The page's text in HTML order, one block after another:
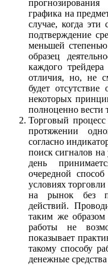
графика на
случае, когда эти
подтверждение
меньшей
образец
каждого
отличия, но, не
будет
некоторых
полноценно вести
Торговый
протяжении
согласно
поиск сигналов
день
очередной
условиях
на рынок без
действий.
таким же
работы не
показывает
такому способу
денежные